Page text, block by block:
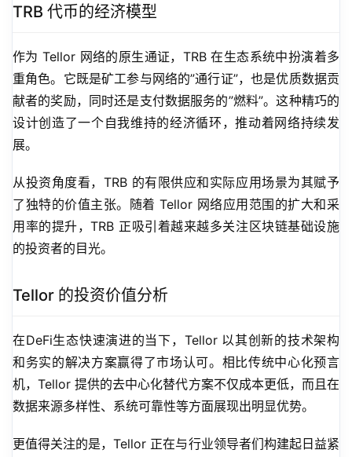
TRB 代币的经济模型
作为 Tellor 网络的原生通证，TRB 在生态系统中扮演着多
重角色。它既是矿工参与网络的”通行证”，也是优质数据贡
献者的奖励，同时还是支付数据服务的”燃料”。这种精巧的
设计创造了一个自我维持的经济循环，推动着网络持续发
展。
从投资角度看，TRB 的有限供应和实际应用场景为其赋予
了独特的价值主张。随着 Tellor 网络应用范围的扩大和采
用率的提升，TRB 正吸引着越来越多关注区块链基础设施
的投资者的目光。
Tellor 的投资价值分析
在DeFi生态快速演进的当下，Tellor 以其创新的技术架构
和务实的解决方案赢得了市场认可。相比传统中心化预言
机，Tellor 提供的去中心化替代方案不仅成本更低，而且在
数据来源多样性、系统可靠性等方面展现出明显优势。
更值得关注的是，Tellor 正在与行业领导者们构建起日益紧